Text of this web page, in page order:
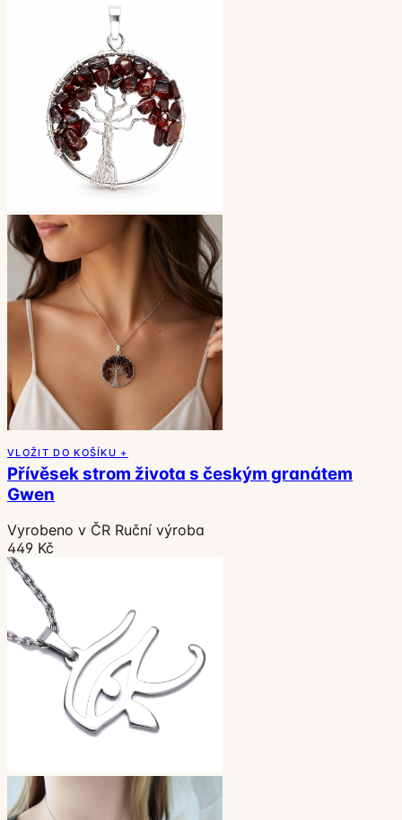
VLOŽIT DO KOŠÍKU +
Přívěsek strom života s českým granátem
Gwen
Vyrobeno v ČR Ruční výroba
449 Kč